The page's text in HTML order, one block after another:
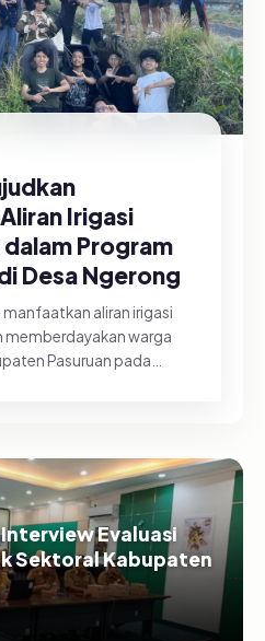
Irigasi
dalam Program
Desa Ngerong
manfaatkan aliran irigasi
memberdayakan warga
Pasuruan pada
Evaluasi
Sektoral Kabupaten